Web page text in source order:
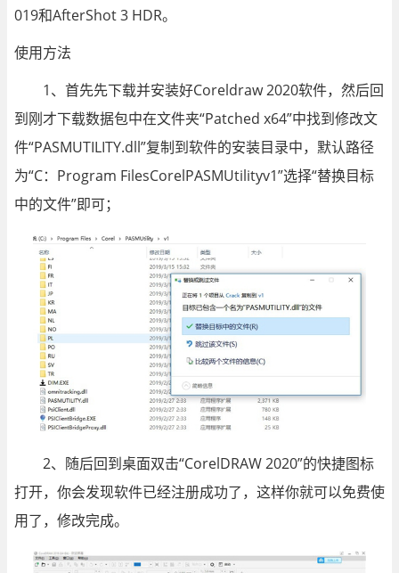
019和AfterShot 3 HDR。
使用方法
1、首先先下载并安装好Coreldraw 2020软件，然后回
到刚才下载数据包中在文件夹“Patched x64”中找到修改文
件“PASMUTILITY.dll”复制到软件的安装目录中，默认路径
为“C：Program FilesCorelPASMUtilityv1”选择“替换目标
中的文件”即可；
2、随后回到桌面双击“CorelDRAW 2020”的快捷图标
打开，你会发现软件已经注册成功了，这样你就可以免费使
用了，修改完成。